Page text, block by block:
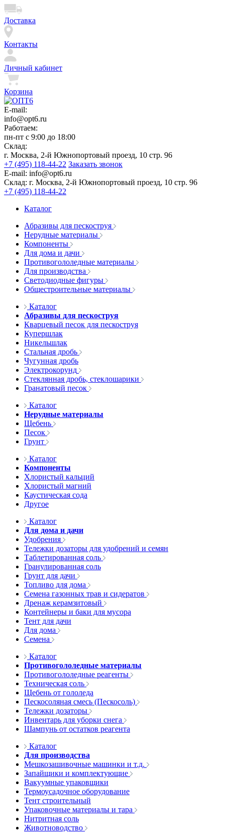
Доставка
Контакты
Личный кабинет
Корзина
E-mail:
info@opt6.ru
Работаем:
пн-пт с 9:00 до 18:00
Склад:
г. Москва, 2-й Южнопортовый проезд, 10 стр. 96
+7 (495) 118-44-22 Заказать звонок
E-mail: info@opt6.ru
Склад: г. Москва, 2-й Южнопортовый проезд, 10 стр. 96
+7 (495) 118-44-22
Каталог
Абразивы для пескоструя
Нерудные материалы
Компоненты
Для дома и дачи
Противогололедные материалы
Для производства
Светодиодные фигуры
Общестроительные материалы
Каталог
Абразивы для пескоструя
Кварцевый песок для пескоструя
Купершлак
Никельшлак
Стальная дробь
Чугунная дробь
Электрокорунд
Стеклянная дробь, стеклошарики
Гранатовый песок
Каталог
Нерудные материалы
Щебень
Песок
Грунт
Каталог
Компоненты
Хлористый кальций
Хлористый магний
Каустическая сода
Другое
Каталог
Для дома и дачи
Удобрения
Тележки дозаторы для удобрений и семян
Таблетированная соль
Гранулированная соль
Грунт для дачи
Топливо для дома
Семена газонных трав и сидератов
Дренаж керамзитовый
Контейнеры и баки для мусора
Тент для дачи
Для дома
Семена
Каталог
Противогололедные материалы
Противогололедные реагенты
Техническая соль
Щебень от гололеда
Пескосоляная смесь (Пескосоль)
Тележки дозаторы
Инвентарь для уборки снега
Шампунь от остатков реагента
Каталог
Для производства
Мешкозашивочные машинки и т.д.
Запайщики и комплектующие
Вакуумные упаковщики
Термоусадочное оборудование
Тент строительный
Упаковочные материалы и тара
Нитритная соль
Животноводство